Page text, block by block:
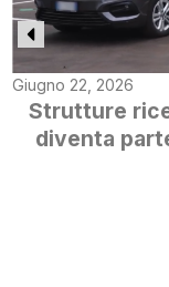
Giugno 22, 2026
Strutture
diventa